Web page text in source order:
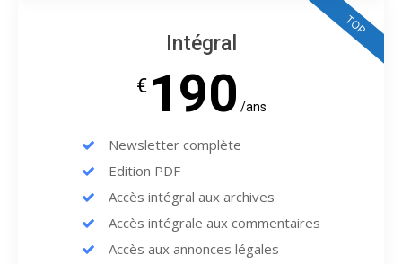
TOP
Intégral
€ 190 /ans
Newsletter complète
Edition PDF
Accès intégral aux archives
Accès intégrale aux commentaires
Accès aux annonces légales